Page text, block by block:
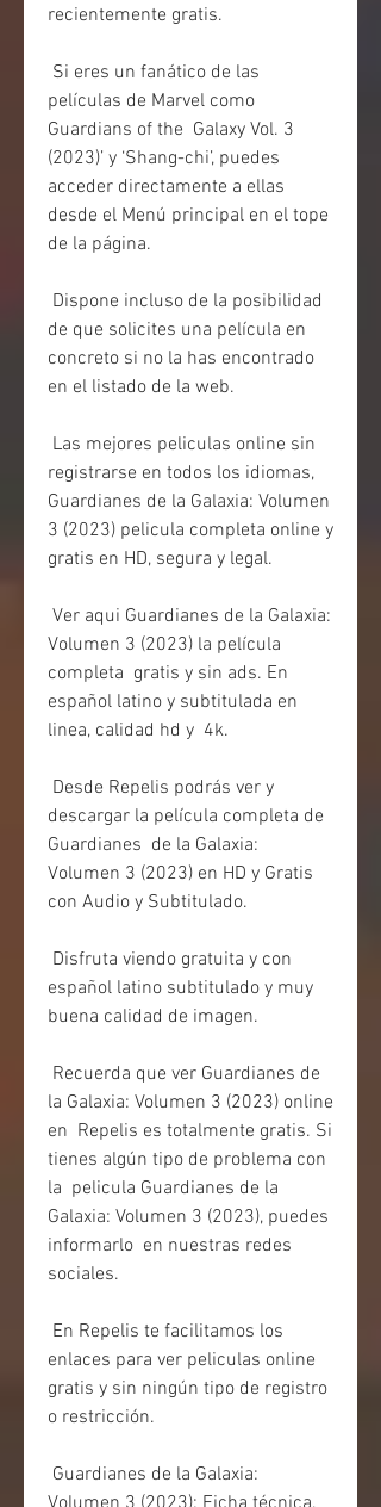
recientemente gratis.
películas de Marvel como
Guardians of the  Galaxy Vol. 3
(2023)’ y ‘Shang-chi’, puedes
acceder directamente a ellas
desde el Menú principal en el tope
de la página.
de que solicites una película en
concreto si no la has encontrado
en el listado de la web.
registrarse en todos los idiomas,
Guardianes de la Galaxia: Volumen
3 (2023) pelicula completa online y
gratis en HD, segura y legal.
Volumen 3 (2023) la película
completa  gratis y sin ads. En
español latino y subtitulada en
linea, calidad hd y  4k.
descargar la película completa de
Guardianes  de la Galaxia:
Volumen 3 (2023) en HD y Gratis
con Audio y Subtitulado.
español latino subtitulado y muy
buena calidad de imagen.
la Galaxia: Volumen 3 (2023) online
en  Repelis es totalmente gratis. Si
tienes algún tipo de problema con
la  pelicula Guardianes de la
Galaxia: Volumen 3 (2023), puedes
informarlo  en nuestras redes
sociales.
enlaces para ver peliculas online
gratis y sin ningún tipo de registro
o restricción.